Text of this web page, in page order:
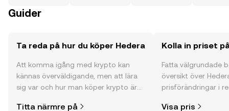
Guider
Ta reda på hur du köper Hedera
Att komma igång med krypto kan
kännas överväldigande, men att lära
sig var och hur man köper krypto är
Titta närmre på
Kolla in priset
Fatta välgrundade
översikt över
prisförändringar i
Visa pris